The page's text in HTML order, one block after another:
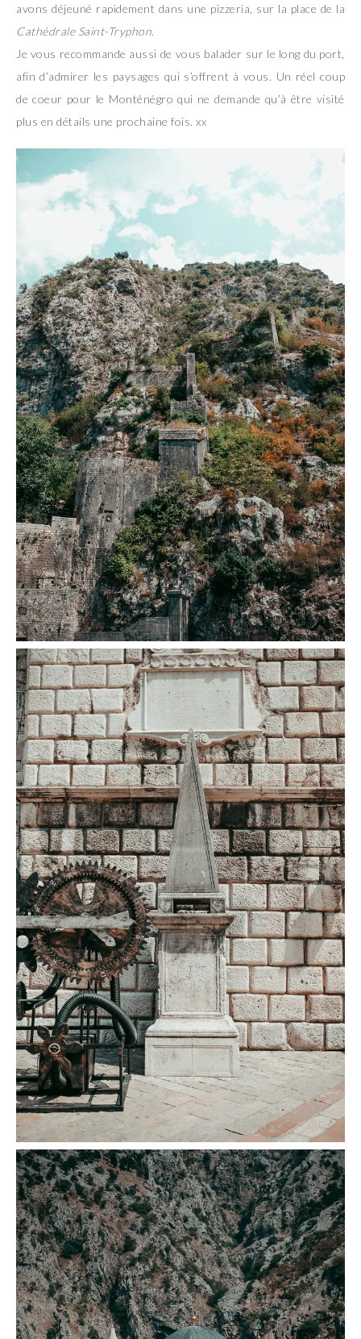
avons déjeuné rapidement dans une pizzeria, sur la place de la
Cathédrale Saint-Tryphon.
Je vous recommande aussi de vous balader sur le long du port,
afin d’admirer les paysages qui s’offrent à vous. Un réel coup
de coeur pour le Monténégro qui ne demande qu’à être visité
plus en détails une prochaine fois. xx